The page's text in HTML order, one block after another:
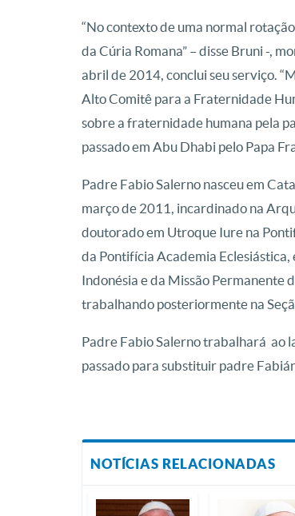
“No contexto de uma normal
da Cúria Romana” – disse Bruni -,
abril de 2014, conclui seu serviço.
Alto Comitê para a Fraternidade
sobre a fraternidade humana pela
passado em Abu Dhabi pelo Papa
Padre Fabio Salerno nasceu em
março de 2011, incardinado na
doutorado em Utroque Iure na
da Pontifícia Academia
Indonésia e da Missão Permanente
trabalhando posteriormente na
Padre Fabio Salerno trabalhará ao
passado para substituir padre
NOTÍCIAS RELACIONADAS